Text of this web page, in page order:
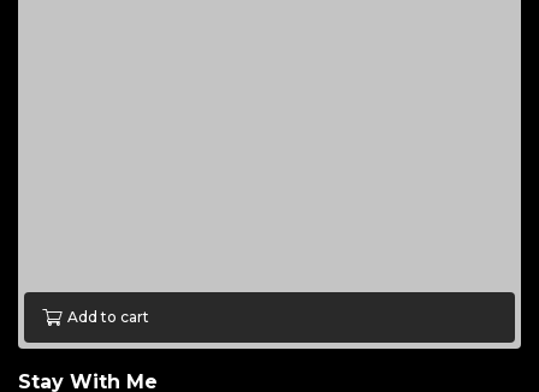
Add to cart
Stay With Me